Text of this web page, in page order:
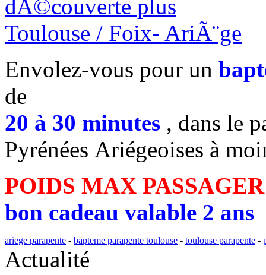
Envolez-vous pour un
de
20 à 30 minutes , dans le
Pyrénées Ariégeoises à
POIDS MAX
bon cadeau valable 2 ans
ariege parapente - bapteme parapente toulouse - toulouse parapente -
Actualité